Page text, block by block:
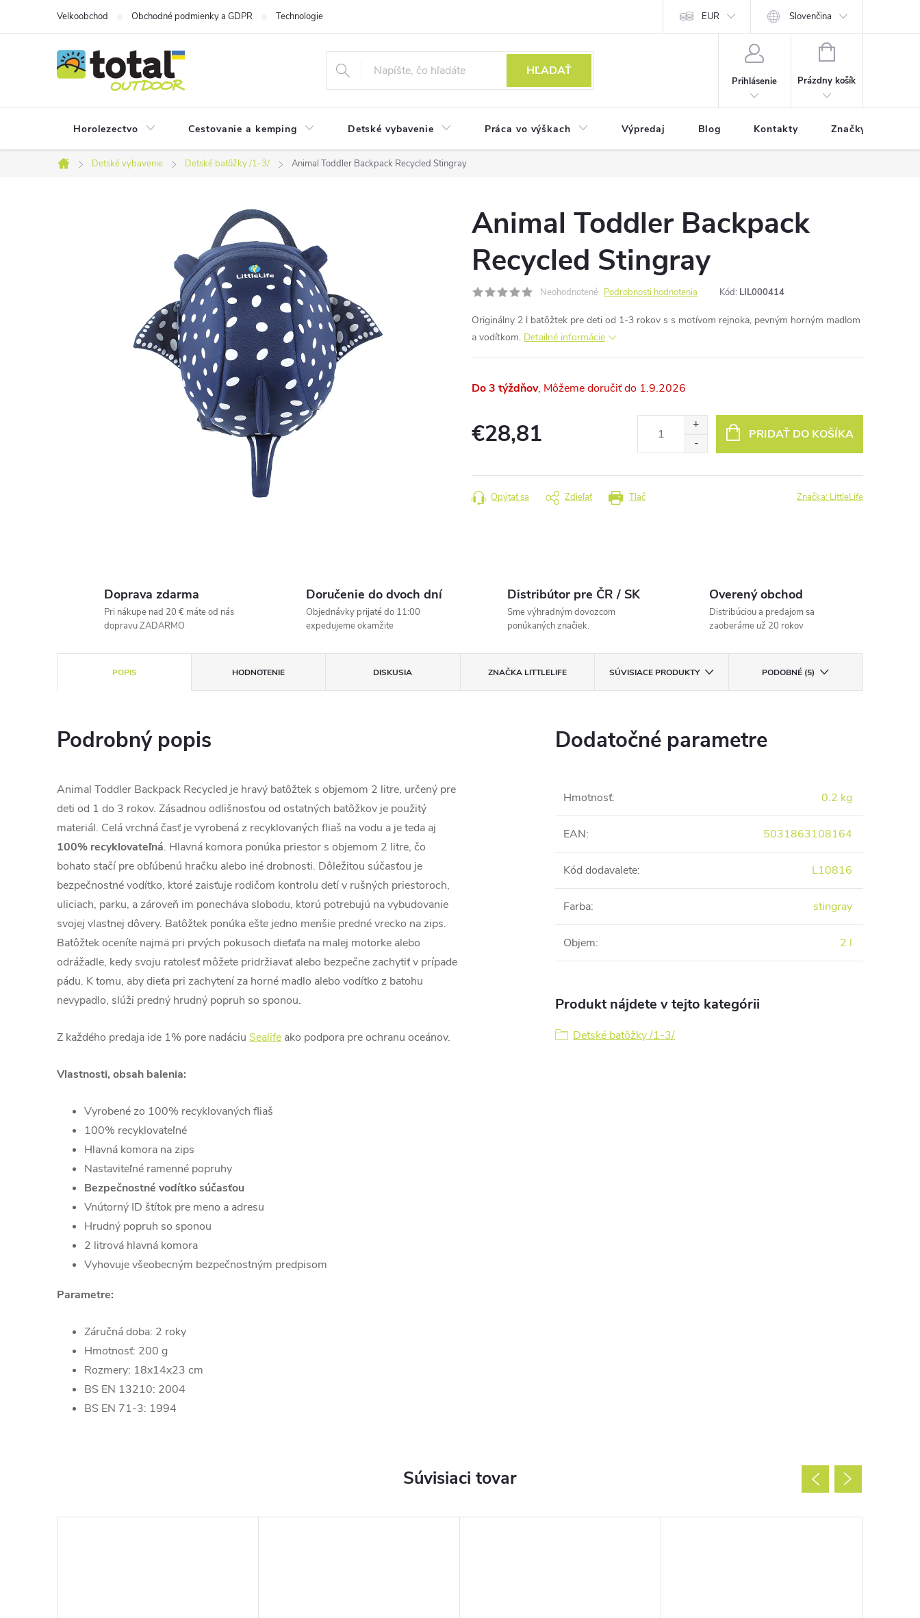
Velkoobchod Obchodné podmienky a GDPR Technologie EUR Slovenčina
HĽADAŤ
Prihlásenie
NÁKUPNÝ
Prázdny košík
Horolezectvo Cestovanie a kemping Detské vybavenie Práca vo výškach Výpredaj Blog Kontakty Značky
Domov
Detské vybavenie Detské batôžky /1-3/ Animal Toddler Backpack Recycled Stingray
Animal Toddler Backpack
Recycled Stingray
Neohodnotené Podrobnosti hodnotenia Kód: LIL000414
Originálny 2 l batôžtek pre deti od 1-3 rokov s s motívom rejnoka, pevným horným madlom
a vodítkom. Detailné informácie
Do 3 týždňov 1.9.2026
€28,81 PRIDAŤ DO KOŠÍKA
Tlač
Opýtať sa Zdieľať Značka: LittleLife
Doprava zdarma
Pri nákupe nad 20 € máte od nás
dopravu ZADARMO
Doručenie do dvoch dní
Objednávky prijaté do 11:00
expedujeme okamžite
Distribútor pre ČR / SK
Sme výhradným dovozcom
ponúkaných značiek.
Overený obchod
Distribúciou a predajom sa
zaoberáme už 20 rokov
POPIS HODNOTENIE DISKUSIA ZNAČKALITTLELIFE SÚVISIACE PRODUKTY PODOBNÉ (5)
Podrobný popis
Animal Toddler Backpack Recycled je hravý batôžtek s objemom 2 litre, určený pre
deti od 1 do 3 rokov. Zásadnou odlišnosťou od ostatných batôžkov je použitý
materiál. Celá vrchná časť je vyrobená z recyklovaných fliaš na vodu a je teda aj
100% recyklovateľná. Hlavná komora ponúka priestor s objemom 2 litre, čo
bohato stačí pre obľúbenú hračku alebo iné drobnosti. Dôležitou súčasťou je
bezpečnostné vodítko, ktoré zaisťuje rodičom kontrolu detí v rušných priestoroch,
uliciach, parku, a zároveň im ponecháva slobodu, ktorú potrebujú na vybudovanie
svojej vlastnej dôvery. Batôžtek ponúka ešte jedno menšie predné vrecko na zips.
Batôžtek oceníte najmä pri prvých pokusoch dieťaťa na malej motorke alebo
odrážadle, kedy svoju ratolesť môžete pridržiavať alebo bezpečne zachytiť v prípade
pádu. K tomu, aby dieťa pri zachytení za horné madlo alebo vodítko z batohu
nevypadlo, slúži predný hrudný popruh so sponou.
Z každého predaja ide 1% pore nadáciu Sealife ako podpora pre ochranu oceánov.
Vlastnosti, obsah balenia:
Vyrobené zo 100% recyklovaných fliaš
100% recyklovateľné
Hlavná komora na zips
Nastaviteľné ramenné popruhy
Bezpečnostné vodítko súčasťou
Vnútorný ID štítok pre meno a adresu
Hrudný popruh so sponou
2 litrová hlavná komora
Vyhovuje všeobecným bezpečnostným predpisom
Parametre:
Záručná doba: 2 roky
Hmotnosť: 200 g
Rozmery: 18x14x23 cm
BS EN 13210: 2004
BS EN 71-3: 1994
Dodatočné parametre
Hmotnosť: 0.2 kg
EAN: 5031863108164
Kód dodavalete: L10816
Farba: stingray
Objem: 2 l
Produkt nájdete v tejto kategórii
Detské batôžky /1-3/
Súvisiaci tovar